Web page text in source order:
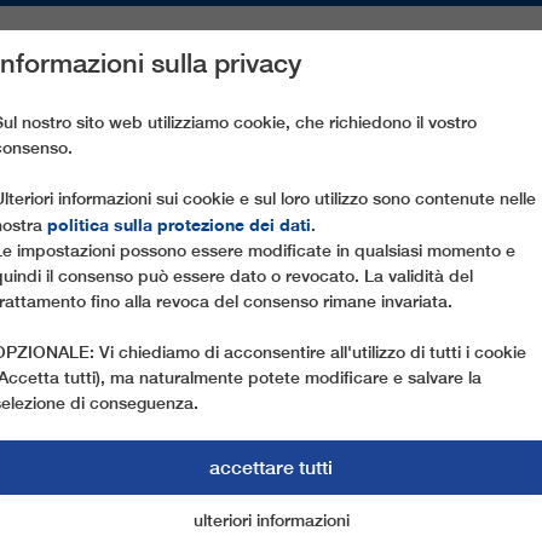
DI RICAMBIO ASSISTENZA CLIENTI
PER GLI AMANTI DEGLI SPORT INVERNALI
11.11.2019
DOLOMITI: SEMPRE PIÙ
AMANTI DEGLI SPORT
Per l’imminente stagione invernale sono stati
sciistiche di Alto Adige, Veneto e Trentino e
questo nuovo sviluppo con la realizzazione di
nella Wipptal. Tra gli highlight da segnalare il
sulla privacy
nostro sito web utilizziamo cookie, che richiedono il vostro
informazioni sui cookie e sul loro utilizzo sono contenute nelle
politica sulla protezione dei dati.
impostazioni possono essere modificate in qualsiasi momento e
il consenso può essere dato o revocato. La validità del
fino alla revoca del consenso rimane invariata.
Vi chiediamo di acconsentire all'utilizzo di tutti i cookie
tutti), ma naturalmente potete modificare e salvare la
di conseguenza.
accettare tutti
cookie di marketing
ulteriori informazioni